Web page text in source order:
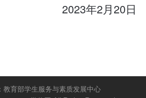
2023年2月20日
教育部学生服务与素质发展中心